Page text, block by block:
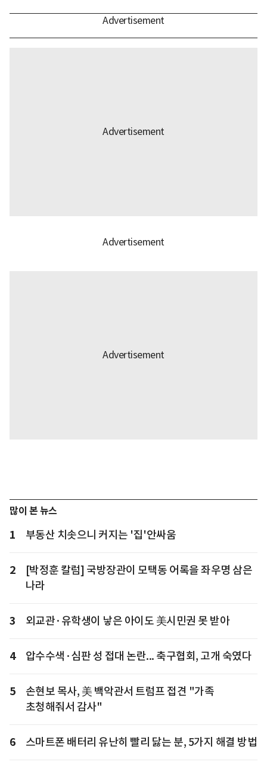
많이 본 뉴스
1 부동산 치솟으니 커지는 '집'안싸움
2
[박정훈 칼럼] 국방장관이 모택동 어록을 좌우명 삼은
나라
3 외교관·유학생이 낳은 아이도 美시민권 못 받아
4 압수수색·심판 성 접대 논란... 축구협회, 고개 숙였다
5
손현보 목사, 美 백악관서 트럼프 접견 "가족
초청해줘서 감사"
6 스마트폰 배터리 유난히 빨리 닳는 분, 5가지 해결 방법